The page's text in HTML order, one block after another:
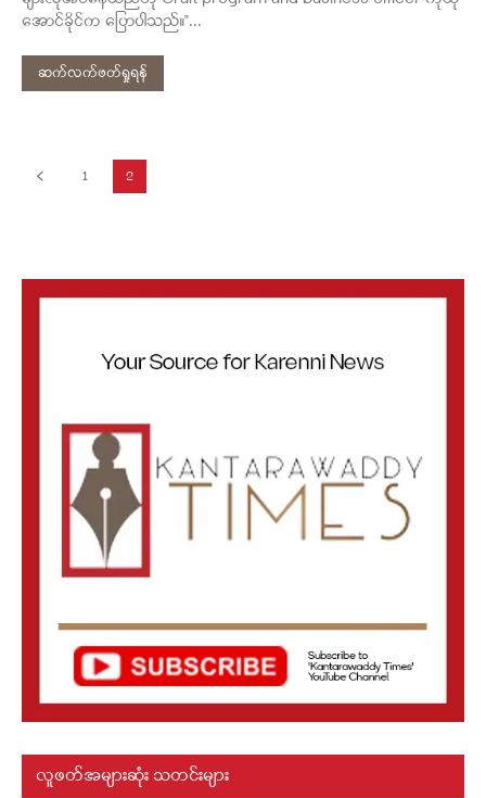
အောင်ခိုင်က ပြောပါသည်။"...
ဆက်လက်ဖတ်ရှုရန်
1 2
လူဖတ်အများဆုံး သတင်းများ